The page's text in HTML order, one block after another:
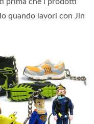
quando lavori con Jin